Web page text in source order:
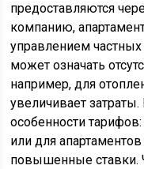
предоставляются
компанию,
управлением
может означать
например, для
увеличивает
особенности
или для
повышенные ставки.